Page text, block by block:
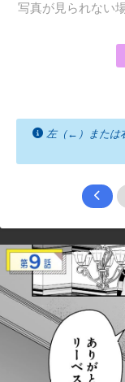
写真が見られない
左（←）または